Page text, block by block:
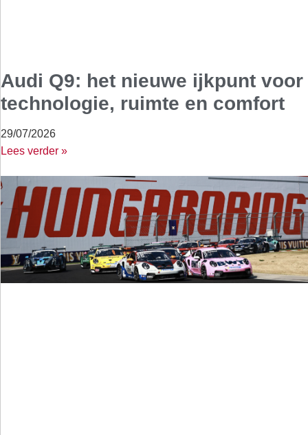
Audi Q9: het nieuwe ijkpunt voor
technologie, ruimte en comfort
29/07/2026
Lees verder »